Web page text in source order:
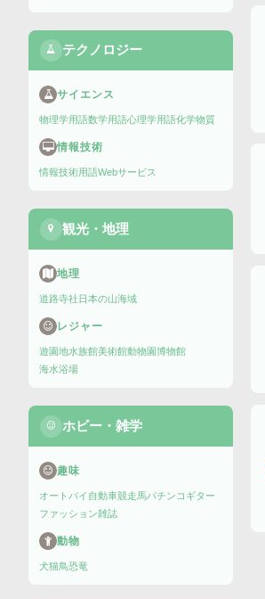
テクノロジー
サイエンス
物理学用語数学用語心理学用語化学物質
情報技術
情報技術用語Webサービス
観光・地理
地理
道路寺社 日本の山海域
レジャー
遊園地水族館美術館動物園博物館
海水浴場
ホビー・雑学
趣味
オートバイ 自動車競走馬パチンコ ギター
ファッション雑誌
動物
犬猫鳥恐竜